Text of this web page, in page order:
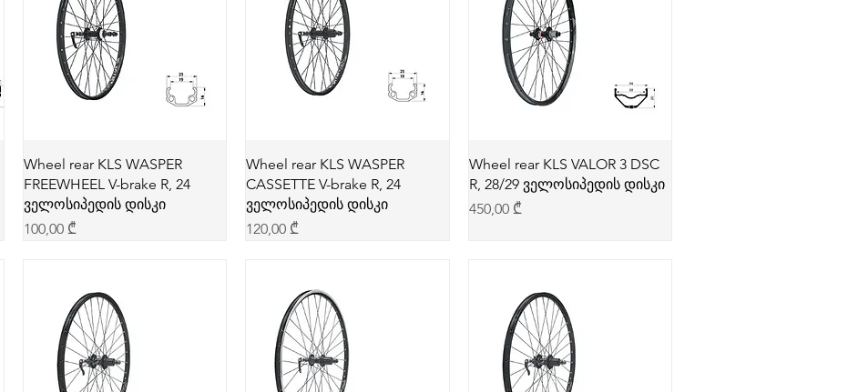
Wheel rear KLS WASPER
FREEWHEEL V-brake R, 24
ველოსიპედის დისკი
Price
100,00 ₾
Wheel rear KLS WASPER
CASSETTE V-brake R, 24
ველოსიპედის დისკი
Price
120,00 ₾
Wheel rear KLS VALOR 3 DSC
R, 28/29 ველოსიპედის დისკი
Price
450,00 ₾